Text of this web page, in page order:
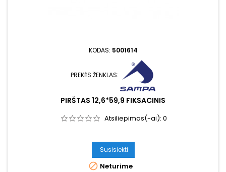
KODAS: 5001614
PREKĖS ŽENKLAS:
PIRŠTAS 12,6*59,9 FIKSACINIS
Atsiliepimas(-ai): 0
Susisiekti
 Neturime